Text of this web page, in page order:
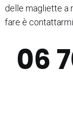
delle magliette a
fare è
06